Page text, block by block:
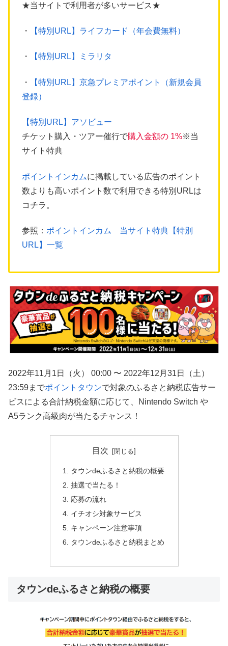
★当サイトで利用者が多いサービス★
・ 【特別URL】ライフカード（年会費無料）
・ 【特別URL】ミラリタ
・
【特別URL】京急プレミアポイント（新規会員
登録）
【特別URL】アソビュー
チケット購入・ツアー催行で購入金額の 1%※当
サイト特典
ポイントインカムに掲載している広告のポイント
数よりも高いポイント数で利用できる特別URLは
コチラ。
参照： ポイントインカム 当サイト特典【特別
URL】一覧
2022年11月1日（火） 00:00 〜 2022年12月31日（土）
23:59までポイントタウンで対象のふるさと納税広告サー
ビスによる合計納税金額に応じて、Nintendo Switch や
A5ランク高級肉が当たるチャンス！
目次
タウンdeふるさと納税の概要
抽選で当たる！
応募の流れ
イチオシ対象サービス
キャンペーン注意事項
タウンdeふるさと納税まとめ
タウンdeふるさと納税の概要